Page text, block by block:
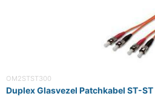
OM2STST300
Duplex Glasvezel Patchkabel ST-